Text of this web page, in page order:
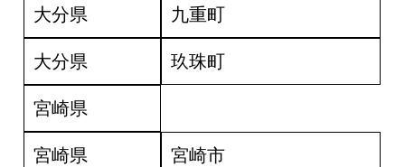
大分県 九重町
大分県 玖珠町
宮崎県
宮崎県 宮崎市